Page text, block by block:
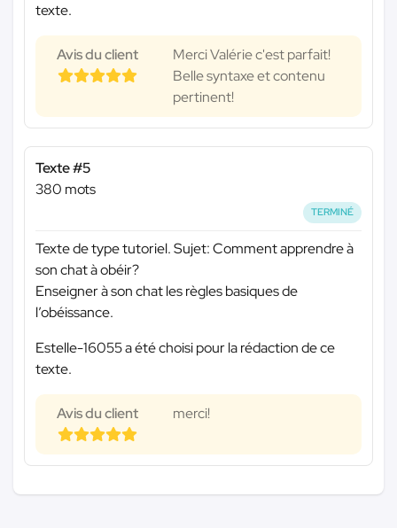
texte.
Avis du client
Merci Valérie c'est parfait!
Belle syntaxe et contenu
pertinent!
Texte #5
380 mots
TERMINÉ
Texte de type tutoriel. Sujet: Comment apprendre à
son chat à obéir?
Enseigner à son chat les règles basiques de
l’obéissance.
Estelle-16055 a été choisi pour la rédaction de ce
texte.
Avis du client merci!